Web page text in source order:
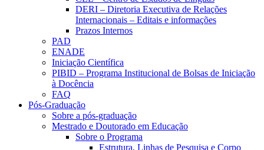
DERI – Diretoria Executiva de Relações
Internacionais – Editais e informações
Prazos Internos
PAD
ENADE
Iniciação Científica
PIBID – Programa Institucional de Bolsas de Iniciação
à Docência
FAQ
Pós-Graduação
Sobre a pós-graduação
Mestrado e Doutorado em Educação
Sobre o Programa
Estrutura, Linhas de Pesquisa e Corpo